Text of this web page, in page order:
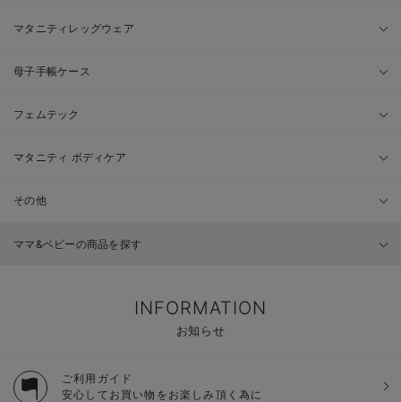
マタニティレッグウェア
母子手帳ケース
フェムテック
マタニティ ボディケア
その他
ママ&ベビーの商品を探す
INFORMATION
お知らせ
ご利用ガイド
安心してお買い物をお楽しみ頂く為に